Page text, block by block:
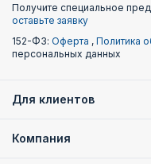
Получите специальное
оставьте заявку
152-ФЗ: Оферта , Политика
персональных данных
Для клиентов
Компания